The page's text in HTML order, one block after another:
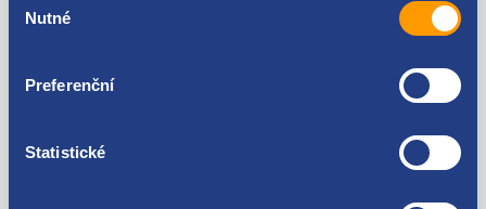
souhlasu
Nutné
Preferenční
Statistické